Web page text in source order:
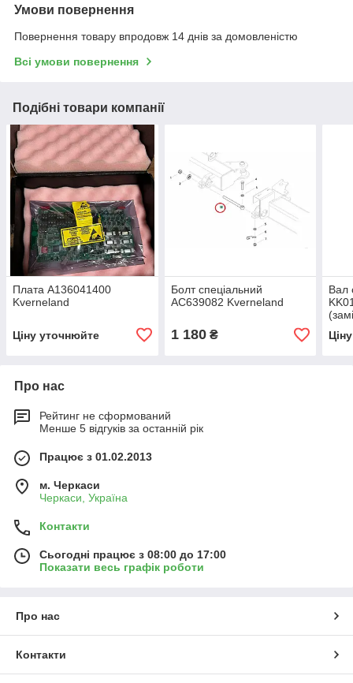
Умови повернення
Повернення товару впродовж 14 днів за домовленістю
Всі умови повернення
Подібні товари компанії
Плата A136041400
Kverneland
Ціну уточнюйте
Болт спеціальний
AC639082 Kverneland
1 180₴
Вал
Про нас
Рейтинг не сформований
Менше 5 відгуків за останній рік
Працює з 01.02.2013
м. Черкаси
Черкаси, Україна
Контакти
Сьогодні працює з 08:00 до 17:00
Показати весь графік роботи
Про нас
Контакти